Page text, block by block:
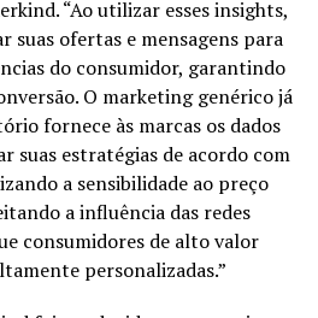
“Ao utilizar esses insights,
suas ofertas e mensagens para
do consumidor, garantindo
O marketing genérico já
fornece às marcas os dados
suas estratégias de acordo com
a sensibilidade ao preço
a influência das redes
consumidores de alto valor
personalizadas.”